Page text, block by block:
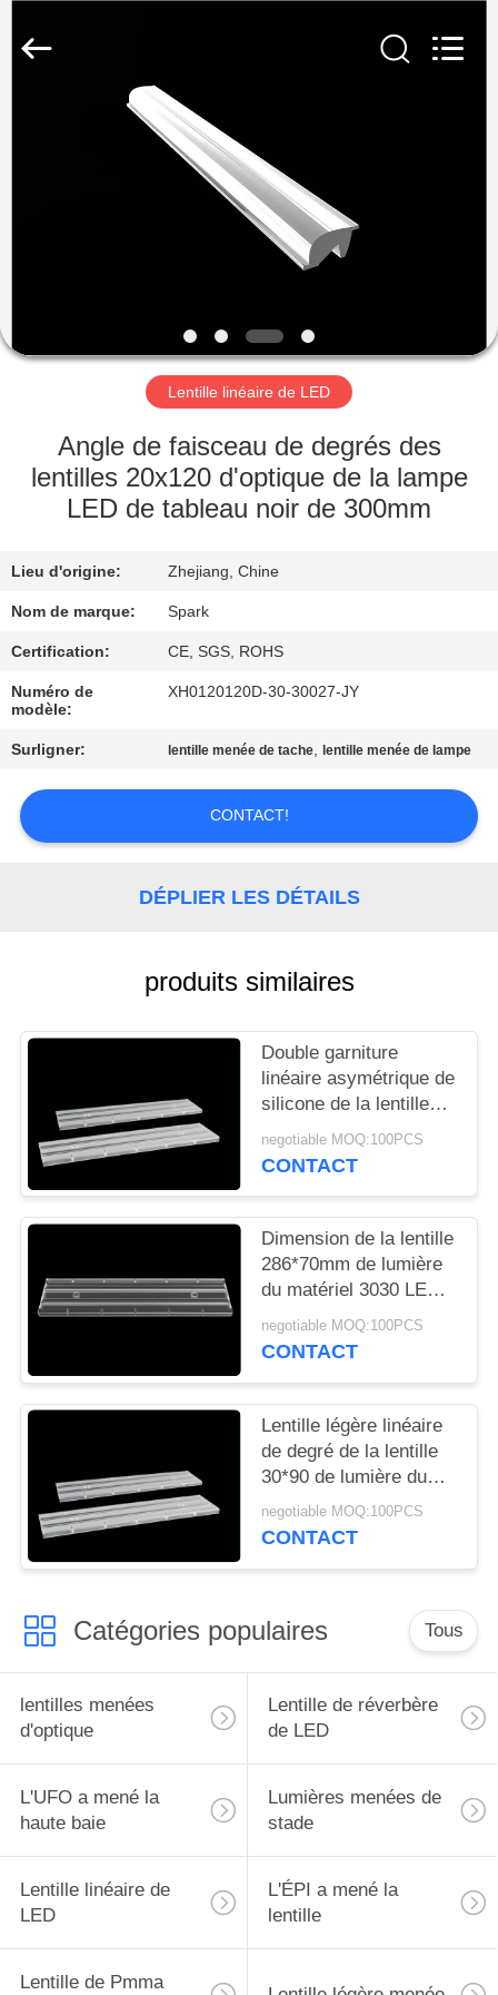
À
PROPOS
NOUS
VISITE
L'USINE
CONTRÔLE
DE
QUALITÉ
NOUS
AFFAIRES
DEMANDEZ
UN
DEVIS
DU
POLITIQUE
MATIÈRE
DE
PROTECTION
LA
PRIVÉE
Co.,
Lentille linéaire de LED
Angle de faisceau de degrés des
lentilles 20x120 d'optique de la lampe
LED de tableau noir de 300mm
Lieu d'origine: Zhejiang, Chine
Nom de marque: Spark
Certification: CE, SGS, ROHS
Numéro de
modèle:
XH0120120D-30-30027-JY
Surligner: lentille menée de tache, lentille menée de lampe
CONTACT!
DÉPLIER LES DÉTAILS
produits similaires
Double garniture
linéaire asymétrique de
silicone de la lentille
SMD 3030 de LED
avec le degré 30*90
negotiable MOQ:100PCS
CONTACT
Dimension de la lentille
286*70mm de lumière
du matériel 3030 LED
de PC pour l'éclairage
d'intérieur
negotiable MOQ:100PCS
CONTACT
Lentille légère linéaire
de degré de la lentille
30*90 de lumière du
CREE XTE/XPG LED
avec le panneau de
negotiable MOQ:100PCS
CONTACT
Catégories populaires Tous
lentilles menées
d'optique
Lentille de réverbère
de LED
L'UFO a mené la
haute baie
Lumières menées de
stade
Lentille linéaire de
LED
L'ÉPI a mené la
lentille
Lentille de Pmma